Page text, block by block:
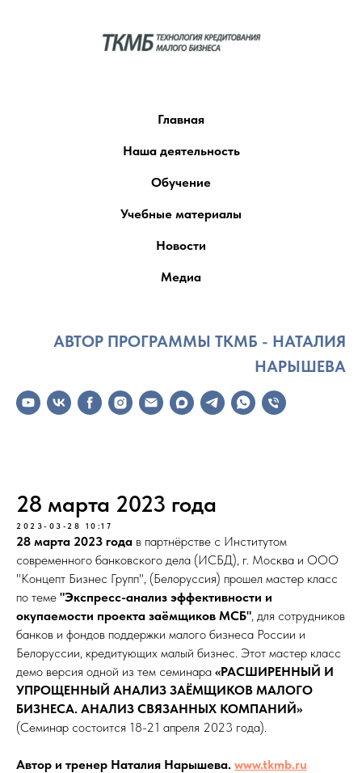
Главная
Наша деятельность
Обучение
Учебные материалы
Новости
Медиа
АВТОР ПРОГРАММЫ ТКМБ - НАТАЛИЯ
НАРЫШЕВА
28 марта 2023 года
2023-03-28 10:17
28 марта 2023 года в партнёрстве с Институтом
современного банковского дела (ИСБД), г. Москва и ООО
"Концепт Бизнес Групп", (Белоруссия) прошел мастер класс
по теме "Экспресс-анализ эффективности и
окупаемости проекта заёмщиков МСБ", для сотрудников
банков и фондов поддержки малого бизнеса России и
Белоруссии, кредитующих малый бизнес. Этот мастер класс
демо версия одной из тем семинара «РАСШИРЕННЫЙ И
УПРОЩЕННЫЙ АНАЛИЗ ЗАЁМЩИКОВ МАЛОГО
БИЗНЕСА. АНАЛИЗ СВЯЗАННЫХ КОМПАНИЙ»
(Семинар состоится 18-21 апреля 2023 года).
Автор и тренер Наталия Нарышева. www.tkmb.ru